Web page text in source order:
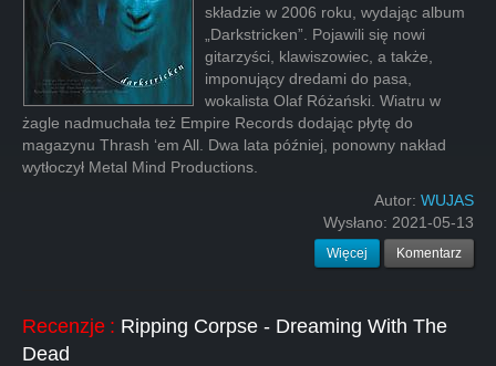
składzie w 2006 roku, wydając album
„Darkstricken”. Pojawili się nowi
gitarzyści, klawiszowiec, a także,
imponujący dredami do pasa,
wokalista Olaf Różański. Wiatru w
żagle nadmuchała też Empire Records dodając płytę do
magazynu Thrash ‘em All. Dwa lata później, ponowny nakład
wytłoczył Metal Mind Productions.
Autor: WUJAS
Wysłano: 2021-05-13
Więcej Komentarz
Recenzje : Ripping Corpse - Dreaming With The
Dead